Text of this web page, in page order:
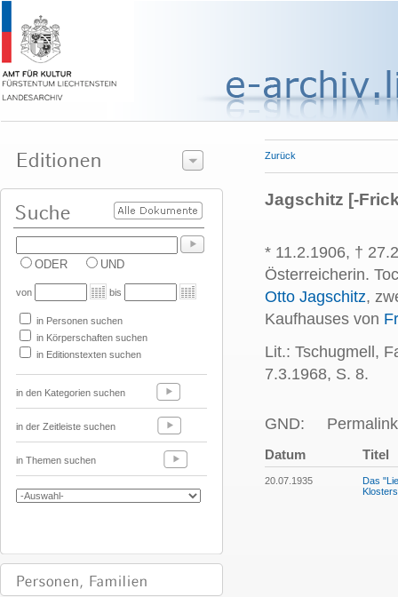
ODER UND
von bis
in Personen suchen
in Körperschaften suchen
in Editionstexten suchen
in den Kategorien suchen
in der Zeitleiste suchen
in Themen suchen
Zurück
Jagschitz [-
* 11.2.1906, †
Österreicherin.
Otto Jagschitz,
Kaufhauses von
Lit.: Tschugmell,
7.3.1968, S. 8.
GND:
Datum Titel
20.07.1935
Das